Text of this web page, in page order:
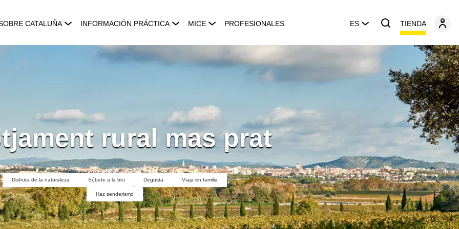
CATALUÑA INFORMACIÓN PRÁCTICA MICE PROFESIONALES ES TIENDA
rural mas prat
Disfruta de la naturaleza Súbete a la bici Degusta Viaja en familia
Haz senderismo